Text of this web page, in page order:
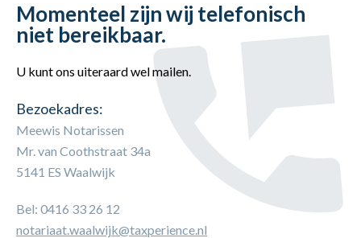
Momenteel zijn wij telefonisch
niet bereikbaar.
U kunt ons uiteraard wel mailen.
Bezoekadres:
Meewis Notarissen
Mr. van Coothstraat 34a
5141 ES Waalwijk
Bel: 0416 33 26 12
notariaat.waalwijk@taxperience.nl